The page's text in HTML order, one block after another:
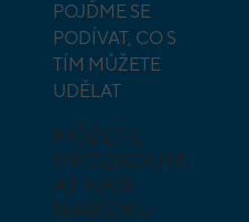
POJĎME SE
PODÍVAT, CO S
TÍM MŮŽETE
UDĚLAT
MŮŽETE
PROZKOUM
AT NAŠI
NABÍDKU